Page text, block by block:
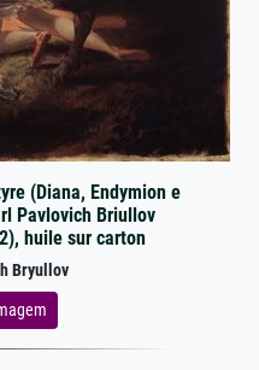
(Diana, Endymion e
Pavlovich Briullov
huile sur carton
Bryullov